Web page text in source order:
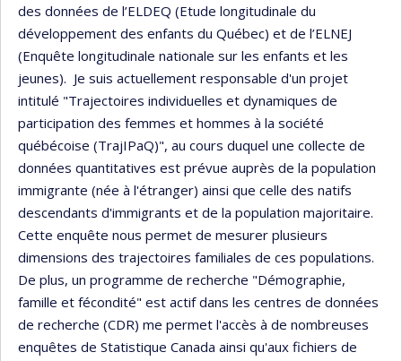
des données de l’ELDEQ (Etude longitudinale du
développement des enfants du Québec) et de l’ELNEJ
(Enquête longitudinale nationale sur les enfants et les
jeunes). Je suis actuellement responsable d'un projet
intitulé "Trajectoires individuelles et dynamiques de
participation des femmes et hommes à la société
québécoise (TrajIPaQ)", au cours duquel une collecte de
données quantitatives est prévue auprès de la population
immigrante (née à l'étranger) ainsi que celle des natifs
descendants d'immigrants et de la population majoritaire.
Cette enquête nous permet de mesurer plusieurs
dimensions des trajectoires familiales de ces populations.
De plus, un programme de recherche "Démographie,
famille et fécondité" est actif dans les centres de données
de recherche (CDR) me permet l'accès à de nombreuses
enquêtes de Statistique Canada ainsi qu'aux fichiers de